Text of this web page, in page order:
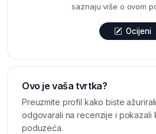
saznaju više o ovom
Ocijeni
Ovo je vaša tvrtka?
Preuzmite profil kako biste
odgovarali na recenzije i pokazali
poduzeća.